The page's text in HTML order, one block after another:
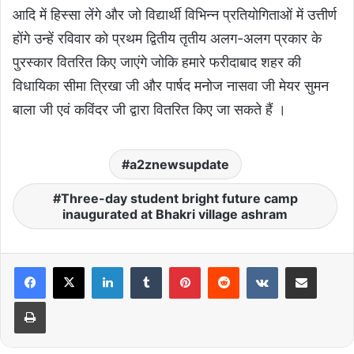
आदि में हिस्सा लेंगे और जो विद्यार्थी विभिन्न प्रतियोगिताओं में उत्तीर्ण
होंगे उन्हें रविवार को प्रथम द्वितीय तृतीय अलग-अलग प्रकार के
पुरस्कार वितरित किए जाएंगे जोकि हमारे फरीदाबाद शहर की
विधायिका सीमा त्रिखा जी और पार्षद मनोज नासवा जी मेयर सुमन
बाला जी एवं कविंदर जी द्वारा वितरित किए जा सकते हैं ।
a2znewsupdate
Three-day student bright future camp
inaugurated at Bhakri village ashram